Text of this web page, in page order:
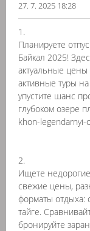
27. 7. 2025 18:28
1.
Планируете
Байкал 2025!
актуальные
активные туры
упустите шанс
глубоком озере
khon-legendarnyi-
2.
Ищете
свежие цены,
форматы отдыха:
тайге.
бронируйте